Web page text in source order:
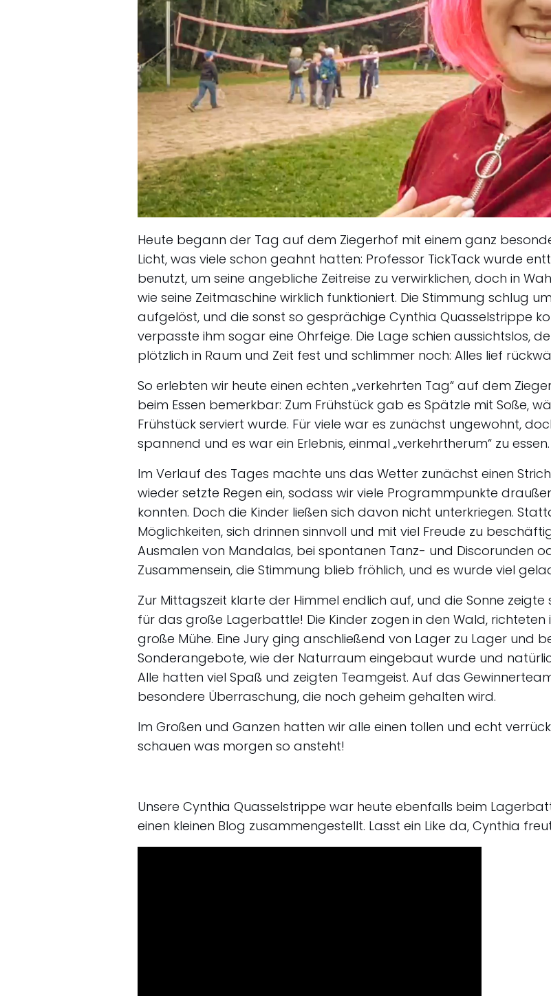
Heute begann der Tag auf dem Ziegerhof mit einem ganz
Licht, was viele schon geahnt hatten: Professor TickTack wurde
benutzt, um seine angebliche Zeitreise zu verwirklichen, doch in
wie seine Zeitmaschine wirklich funktioniert. Die Stimmung schlug
aufgelöst, und die sonst so gesprächige Cynthia Quasselstrippe
verpasste ihm sogar eine Ohrfeige. Die Lage schien aussichtslos,
plötzlich in Raum und Zeit fest und schlimmer noch: Alles lief
So erlebten wir heute einen echten „verkehrten Tag“ auf dem
beim Essen bemerkbar: Zum Frühstück gab es Spätzle mit Soße,
Frühstück serviert wurde. Für viele war es zunächst ungewohnt,
spannend und es war ein Erlebnis, einmal „verkehrtherum“ zu essen.
Im Verlauf des Tages machte uns das Wetter zunächst einen
wieder setzte Regen ein, sodass wir viele Programmpunkte
konnten. Doch die Kinder ließen sich davon nicht unterkriegen.
Möglichkeiten, sich drinnen sinnvoll und mit viel Freude zu
Ausmalen von Mandalas, bei spontanen Tanz- und Discorunden
Zusammensein, die Stimmung blieb fröhlich, und es wurde viel
Zur Mittagszeit klarte der Himmel endlich auf, und die Sonne
für das große Lagerbattle! Die Kinder zogen in den Wald,
große Mühe. Eine Jury ging anschließend von Lager zu Lager und
Sonderangebote, wie der Naturraum eingebaut wurde und
Alle hatten viel Spaß und zeigten Teamgeist. Auf das
besondere Überraschung, die noch geheim gehalten wird.
Im Großen und Ganzen hatten wir alle einen tollen und echt
schauen was morgen so ansteht!
Unsere Cynthia Quasselstrippe war heute ebenfalls beim
einen kleinen Blog zusammengestellt. Lasst ein Like da, Cynthia